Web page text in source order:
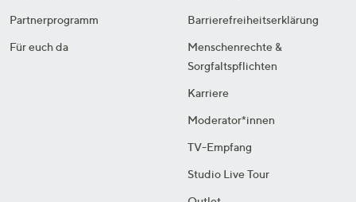
Partnerprogramm
Für euch da
Barrierefreiheitserklärung
Menschenrechte &
Sorgfaltspflichten
Karriere
Moderator*innen
TV-Empfang
Studio Live Tour